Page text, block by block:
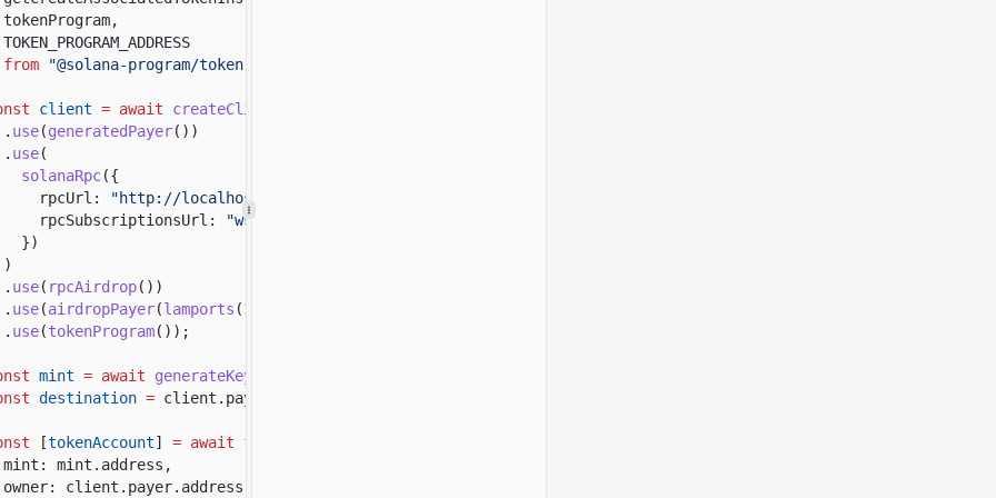
tokenProgram,
TOKEN_PROGRAM_ADDRESS
from "@solana-program/token"
client = await createClient
. use(generatedPayer())
. use(
solanaRpc({
rpcUrl:
"http://localhost:8899"
rpcSubscriptionsUrl:
"ws://localhost:8900"
})
)
. use( rpcAirdrop())
. use(airdropPayer(lamports (1_000_000_000
. use(tokenProgram()) ;
mint = await generateKeyPairSigner
destination = client.payer.address;
[tokenAccount] = await findAssociatedTokenPda
mint: mint.address,
owner: client.payer.address,